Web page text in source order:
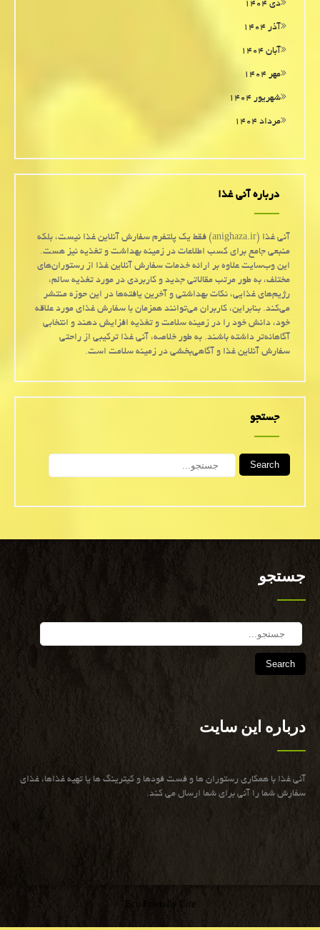
دی ۱۴۰۴
آذر ۱۴۰۴
آبان ۱۴۰۴
مهر ۱۴۰۴
شهریور ۱۴۰۴
مرداد ۱۴۰۴
درباره آنی غذا
آنی غذا (anighaza.ir) فقط یک پلتفرم سفارش آنلاین غذا نیست، بلکه
منبعی جامع برای کسب اطلاعات در زمینه بهداشت و تغذیه نیز هست.
این وب‌سایت علاوه بر ارائه خدمات سفارش آنلاین غذا از رستوران‌های
مختلف، به طور مرتب مقالاتی جدید و کاربردی در مورد تغذیه سالم،
رژیم‌های غذایی، نکات بهداشتی و آخرین یافته‌ها در این حوزه منتشر
می‌کند. بنابراین، کاربران می‌توانند همزمان با سفارش غذای مورد علاقه
خود، دانش خود را در زمینه سلامت و تغذیه افزایش دهند و انتخابی
آگاهانه‌تر داشته باشند. به طور خلاصه، آنی غذا ترکیبی از راحتی
سفارش آنلاین غذا و آگاهی‌بخشی در زمینه سلامت است.
جستجو
Search
جستجو
درباره این سایت
آنی غذا با همكاری رستوران ها و فست فودها و كیترینگ ها یا تهیه غذاها، غذای
سفارش شما را آنی برای شما ارسال می كند.
Eco Friendly Lite